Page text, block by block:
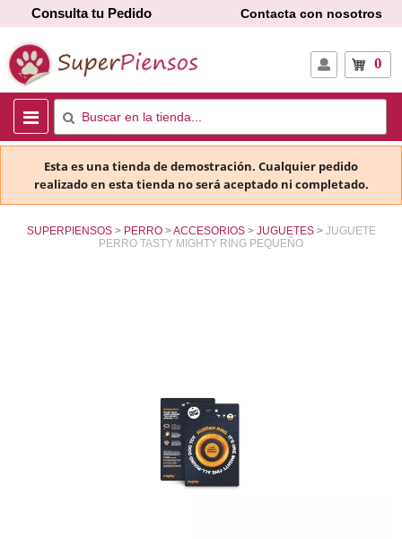
Consulta tu Pedido Contacta con nosotros
0
Esta es una tienda de demostración. Cualquier pedido
realizado en esta tienda no será aceptado ni completado.
SUPERPIENSOS PERRO ACCESORIOS JUGUETES
JUGUETE
PERRO TASTY MIGHTY RING PEQUEÑO